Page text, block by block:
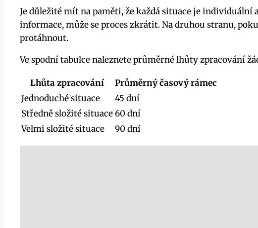
Je důležité mít na paměti, že každá situace je individuální
informace, může se proces zkrátit. Na druhou stranu,
protáhnout.
Ve spodní tabulce naleznete průměrné lhůty zpracování
Lhůta zpracování
Průměrný časový rámec
Jednoduché situace
45 dní
Středně složité situace 60 dní
Velmi složité situace
90 dní